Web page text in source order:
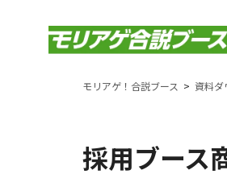
モリアゲ！合説ブース 資料ダ
採用ブース